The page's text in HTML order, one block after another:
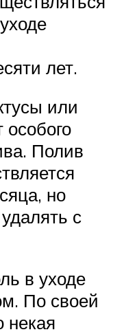
лет.
или
особого
Полив
но
с
в уходе
По своей
некая